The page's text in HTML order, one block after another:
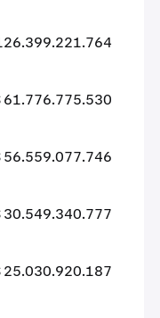
61.776.775.530
56.559.077.746
30.549.340.777
25.030.920.187